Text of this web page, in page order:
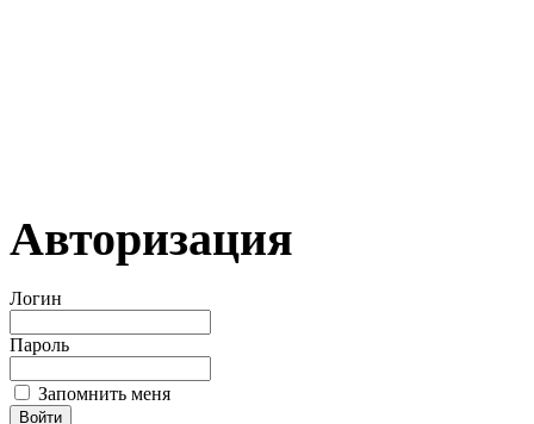
Авторизация
Логин
Пароль
Запомнить меня